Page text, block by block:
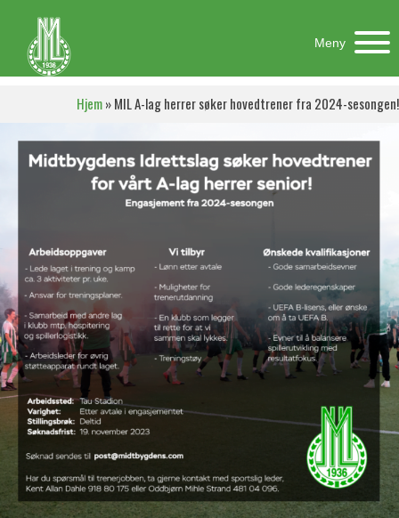
Meny
Hjem»MIL A-lag herrer søker hovedtrener fra 2024-sesongen!